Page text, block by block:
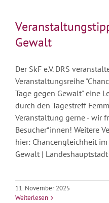
Gewalt
Der SkF e.V. DRS
Veranstaltungsreihe
Tage gegen Gewalt" eine
durch den Tagestreff
Veranstaltung gerne - wir
Besucher*innen! Weitere
hier: Chancengleichheit
Gewalt |
11. November 2025
Weiterlesen